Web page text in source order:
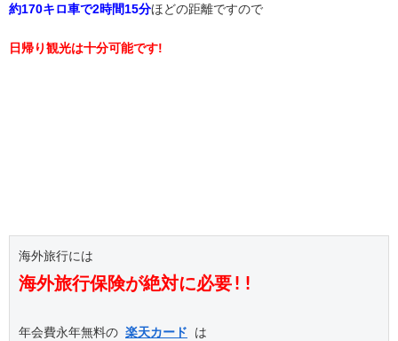
約170キロ車で2時間15分ほどの距離ですので
日帰り観光は十分可能です!
海外旅行保険が絶対に必要!!
年会費永年無料の 楽天カード は